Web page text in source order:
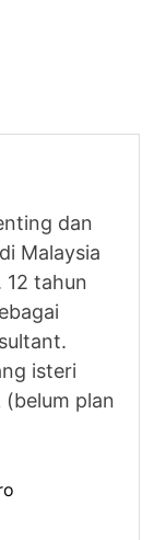
dan
Malaysia
12 tahun
isteri
plan